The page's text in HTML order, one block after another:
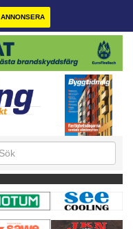
ANNONSERA